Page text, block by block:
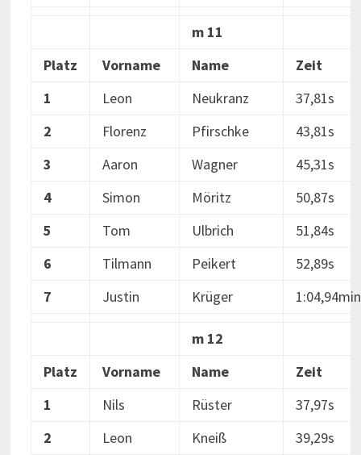
m 11
Platz
Vorname Name
Zeit
1
Leon Neukranz
37,81s
2
Florenz Pfirschke
43,81s
3
Aaron Wagner
45,31s
4
Simon Möritz
50,87s
5
Tom Ulbrich
51,84s
6
Tilmann Peikert
52,89s
7
Justin Krüger 1:04,94min
m 12
Platz
Vorname Name
Zeit
1
Nils Rüster
37,97s
2
Leon Kneiß
39,29s